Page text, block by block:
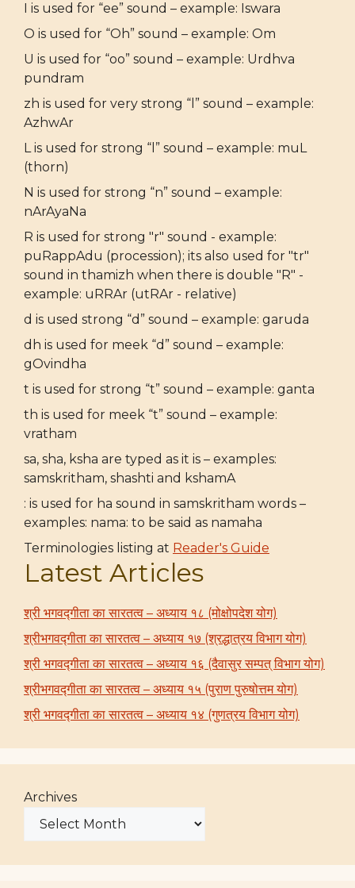
I is used for “ee” sound – example: Iswara
O is used for “Oh” sound – example: Om
U is used for “oo” sound – example: Urdhva
pundram
zh is used for very strong “l” sound – example:
AzhwAr
L is used for strong “l” sound – example: muL
(thorn)
N is used for strong “n” sound – example:
nArAyaNa
R is used for strong "r" sound - example:
puRappAdu (procession); its also used for "tr"
sound in thamizh when there is double "R" -
example: uRRAr (utRAr - relative)
d is used strong “d” sound – example: garuda
dh is used for meek “d” sound – example:
gOvindha
t is used for strong “t” sound – example: ganta
th is used for meek “t” sound – example:
vratham
sa, sha, ksha are typed as it is – examples:
samskritham, shashti and kshamA
: is used for ha sound in samskritham words –
examples: nama: to be said as namaha
Terminologies listing at Reader's Guide
Latest Articles
श्री भगवद्गीता का सारतत्व – अध्याय १८ (मोक्षोपदेश योग)
श्रीभगवद्गीता का सारतत्व – अध्याय १७ (श्रद्धात्रय विभाग योग)
श्री भगवद्गीता का सारतत्व – अध्याय १६ (दैवासुर सम्पत् विभाग योग)
श्रीभगवद्गीता का सारतत्व – अध्याय १५ (पुराण पुरुषोत्तम योग)
श्री भगवद्गीता का सारतत्व – अध्याय १४ (गुणत्रय विभाग योग)
Archives